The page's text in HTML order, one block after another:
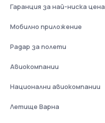
Гаранция за най-ниска цена
Мобилно приложение
Радар за полети
Авиокомпании
Национални авиокомпании
Летище Варна